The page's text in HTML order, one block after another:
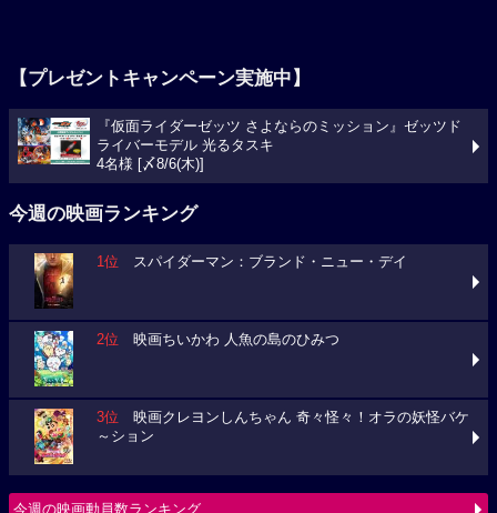
【プレゼントキャンペーン実施中】
『仮面ライダーゼッツ さよならのミッション』ゼッツド
ライバーモデル 光るタスキ
4名様 [〆8/6(木)]
今週の映画ランキング
1位 スパイダーマン：ブランド・ニュー・デイ
2位 映画ちいかわ 人魚の島のひみつ
3位 映画クレヨンしんちゃん 奇々怪々！オラの妖怪バケ
～ション
今週の映画動員数ランキング